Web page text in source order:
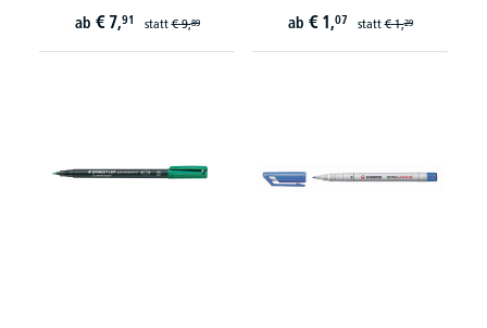
ab € 7,91 statt€ 9,89 ab € 1,07 statt€ 1,29